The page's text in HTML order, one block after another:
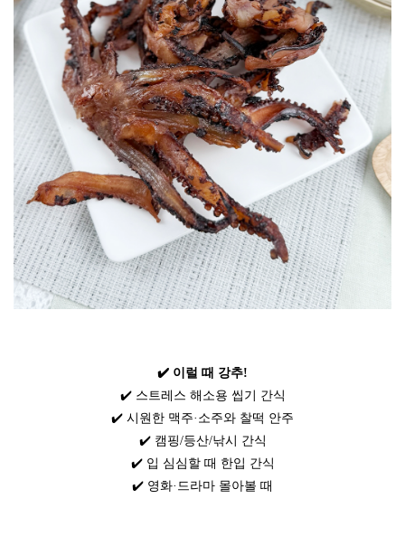
✔️ 이럴 때 강추!
✔️ 스트레스 해소용 씹기 간식
✔️ 시원한 맥주·소주와 찰떡 안주
✔️ 캠핑/등산/낚시 간식
✔️ 입 심심할 때 한입 간식
✔️ 영화·드라마 몰아볼 때